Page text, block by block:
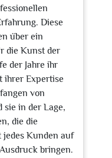
Diese
über ein
die Kunst der
der Jahre ihr
ihrer Expertise
von
sie in der Lage,
die die
jedes Kunden auf
bringen.